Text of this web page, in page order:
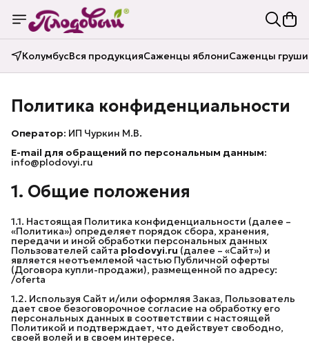
КолумбусВся продукцияСаженцы яблониСаженцы груши
Политика конфиденциальности
Оператор: ИП Чуркин М.В.
E-mail для обращений по персональным данным:
info@plodovyi.ru
1. Общие положения
1.1. Настоящая Политика конфиденциальности (далее –
«Политика») определяет порядок сбора, хранения,
передачи и иной обработки персональных данных
Пользователей сайта plodovyi.ru (далее – «Сайт») и
является неотъемлемой частью Публичной оферты
(Договора купли-продажи), размещенной по адресу:
/oferta
1.2. Используя Сайт и/или оформляя Заказ, Пользователь
дает свое безоговорочное согласие на обработку его
персональных данных в соответствии с настоящей
Политикой и подтверждает, что действует свободно,
своей волей и в своем интересе.